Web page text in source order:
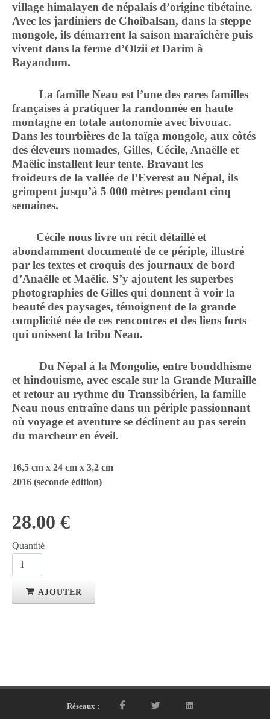
village himalayen de népalais d’origine tibétaine.
Avec les jardiniers de Choïbalsan, dans la steppe
mongole, ils démarrent la saison maraîchère puis
vivent dans la ferme d’Olzii et Darim à
Bayandum.
La famille Neau est l’une des rares familles
françaises à pratiquer la randonnée en haute
montagne en totale autonomie avec bivouac.
Dans les tourbières de la taïga mongole, aux côtés
des éleveurs nomades, Gilles, Cécile, Anaëlle et
Maëlic installent leur tente. Bravant les
froideurs de la vallée de l’Everest au Népal, ils
grimpent jusqu’à 5 000 mètres pendant cinq
semaines.
Cécile nous livre un récit détaillé et
abondamment documenté de ce périple, illustré
par les textes et croquis des journaux de bord
d’Anaëlle et Maëlic. S’y ajoutent les superbes
photographies de Gilles qui donnent à voir la
beauté des paysages, témoignent de la grande
complicité née de ces rencontres et des liens forts
qui unissent la tribu Neau.
Du Népal à la Mongolie, entre bouddhisme
et hindouisme, avec escale sur la Grande Muraille
et retour au rythme du Transsibérien, la famille
Neau nous entraîne dans un périple passionnant
où voyage et aventure se déclinent au pas serein
du marcheur en éveil.
16,5 cm x 24 cm x 3,2 cm
2016 (seconde édition)
28.00 €
Quantité
AJOUTER
Réseaux :